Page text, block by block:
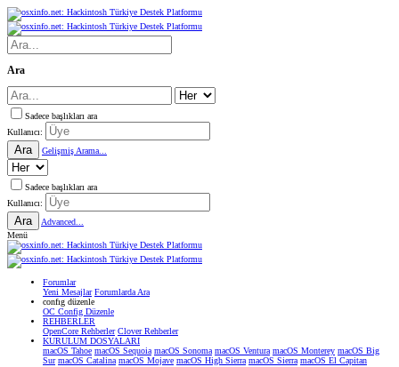
Ara
Sadece başlıkları ara
Kullanıcı:
Ara Gelişmiş Arama...
Sadece başlıkları ara
Kullanıcı:
Ara
Advanced...
Menü
Forumlar
Yeni Mesajlar Forumlarda Ara
confıg düzenle
OC Config Düzenle
REHBERLER
OpenCore Rehberler Clover Rehberler
KURULUM DOSYALARI
macOS Tahoe macOS Sequoia macOS Sonoma macOS Ventura macOS Monterey macOS Big
Sur macOS Catalina macOS Mojave macOS High Sierra macOS Sierra macOS El Capitan